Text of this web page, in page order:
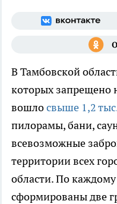
В Тамбовской
которых запрещено
вошлосвыше 1,2
пилорамы, бани,
всевозможные
территории всех
области. По
сформированы две